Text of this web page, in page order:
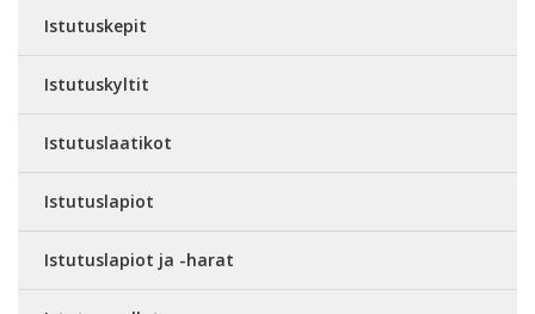
Istutuskepit
Istutuskyltit
Istutuslaatikot
Istutuslapiot
Istutuslapiot ja -harat